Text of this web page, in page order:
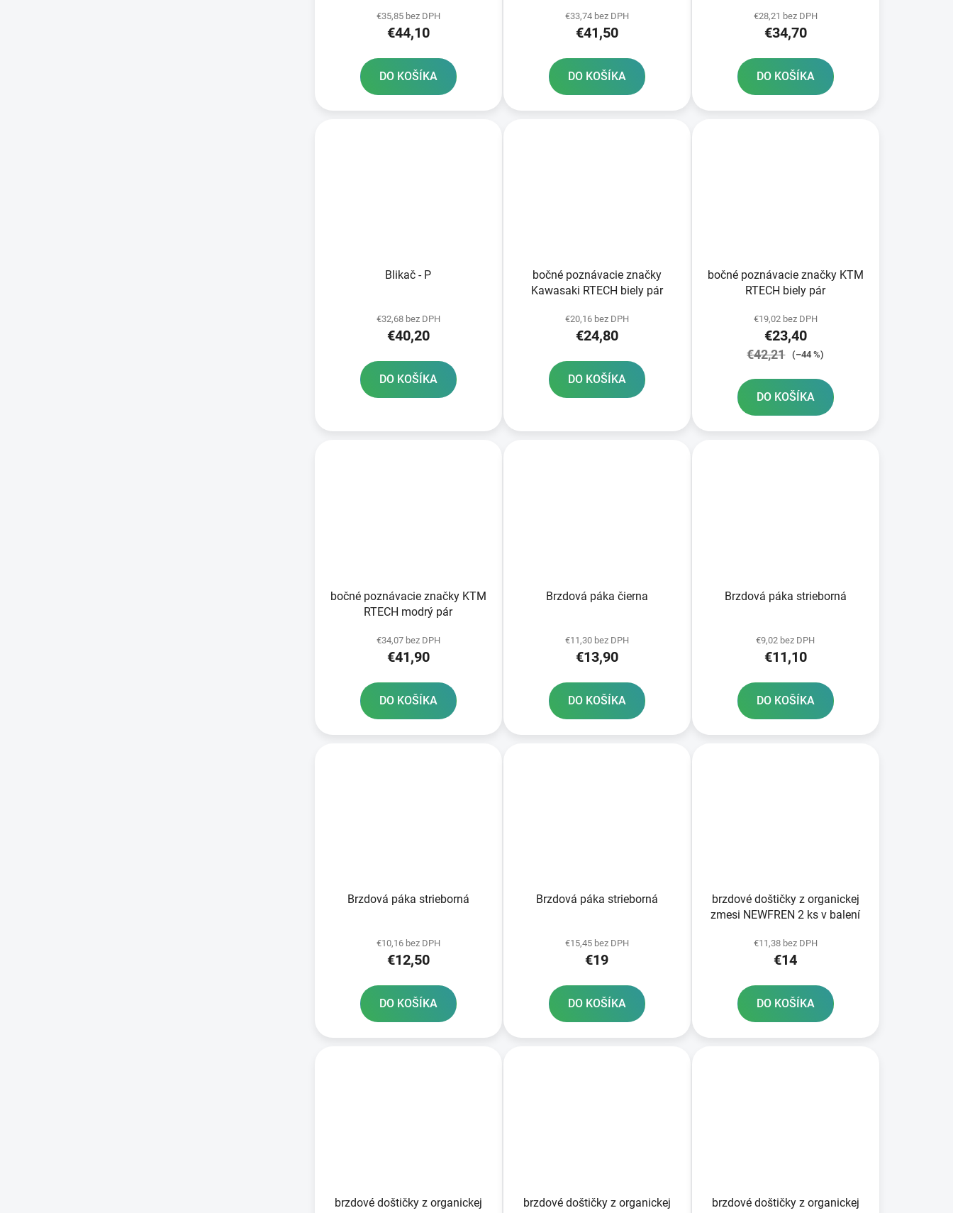
€35,85 bez DPH
€44,10
DO KOŠÍKA
€33,74 bez DPH
€41,50
DO KOŠÍKA
€28,21 bez DPH
€34,70
DO KOŠÍKA
Blikač - P
€32,68 bez DPH
€40,20
DO KOŠÍKA
bočné poznávacie značky
Kawasaki RTECH biely pár
€20,16 bez DPH
€24,80
DO KOŠÍKA
bočné poznávacie značky KTM
RTECH biely pár
€19,02 bez DPH
€23,40
€42,21 (–44 %)
DO KOŠÍKA
bočné poznávacie značky KTM
RTECH modrý pár
€34,07 bez DPH
€41,90
DO KOŠÍKA
Brzdová páka čierna
€11,30 bez DPH
€13,90
DO KOŠÍKA
Brzdová páka strieborná
€9,02 bez DPH
€11,10
DO KOŠÍKA
Brzdová páka strieborná
€10,16 bez DPH
€12,50
DO KOŠÍKA
Brzdová páka strieborná
€15,45 bez DPH
€19
DO KOŠÍKA
brzdové doštičky z organickej
zmesi NEWFREN 2 ks v balení
€11,38 bez DPH
€14
DO KOŠÍKA
brzdové doštičky z organickej
brzdové doštičky z organickej
brzdové doštičky z organickej